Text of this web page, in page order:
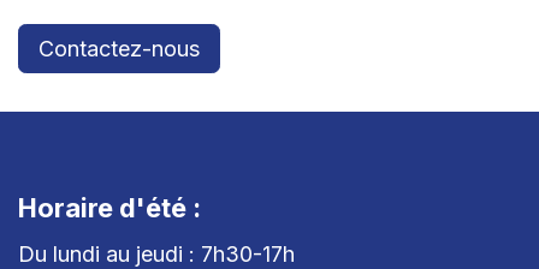
Contactez-nous
Horaire d'été :
Du lundi au jeudi : 7h30-17h